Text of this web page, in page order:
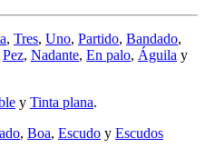
, Tres, Uno, Partido, Bandado,
Pez, Nadante, En palo, Águila y
y Tinta plana.
, Boa, Escudo y Escudos